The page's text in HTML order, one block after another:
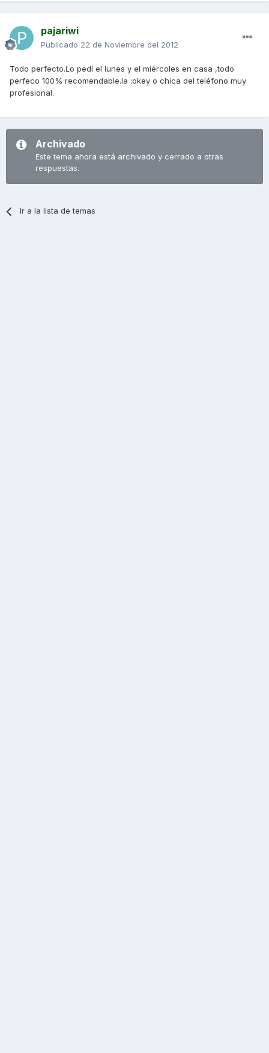
pajariwi
Publicado 22 de Noviembre del 2012
Todo perfecto.Lo pedí el lunes y el miércoles en casa ,todo
perfeco 100% recomendable.la :okey o chica del teléfono muy
profesional.
Archivado
Este tema ahora está archivado y cerrado a otras
respuestas.
Ir a la lista de temas